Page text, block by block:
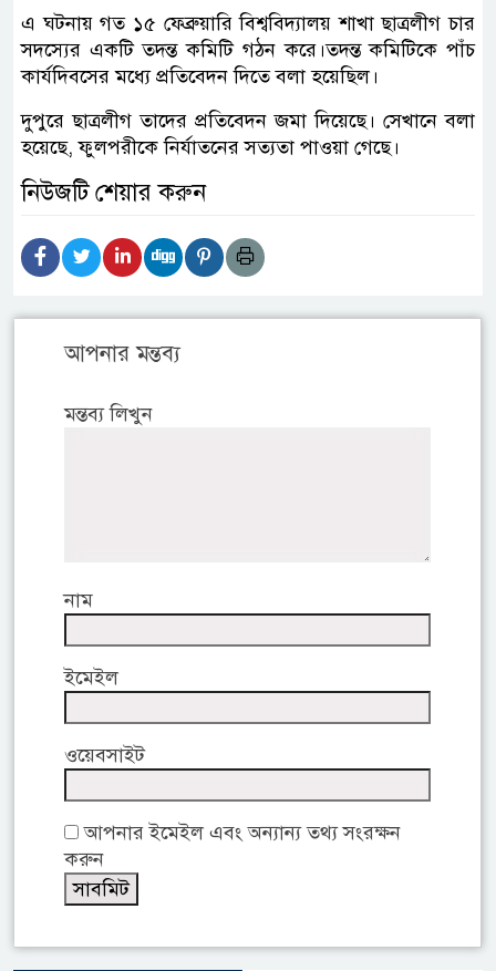
এ ঘটনায় গত ১৫ ফেব্রুয়ারি বিশ্ববিদ্যালয় শাখা ছাত্রলীগ চার
সদস্যের একটি তদন্ত কমিটি গঠন করে।তদন্ত কমিটিকে পাঁচ
কার্যদিবসের মধ্যে প্রতিবেদন দিতে বলা হয়েছিল।
দুপুরে ছাত্রলীগ তাদের প্রতিবেদন জমা দিয়েছে। সেখানে বলা
হয়েছে, ফুলপরীকে নির্যাতনের সত্যতা পাওয়া গেছে।
নিউজটি শেয়ার করুন
আপনার মন্তব্য
মন্তব্য লিখুন
নাম
ইমেইল
ওয়েবসাইট
আপনার ইমেইল এবং অন্যান্য তথ্য সংরক্ষন
করুন